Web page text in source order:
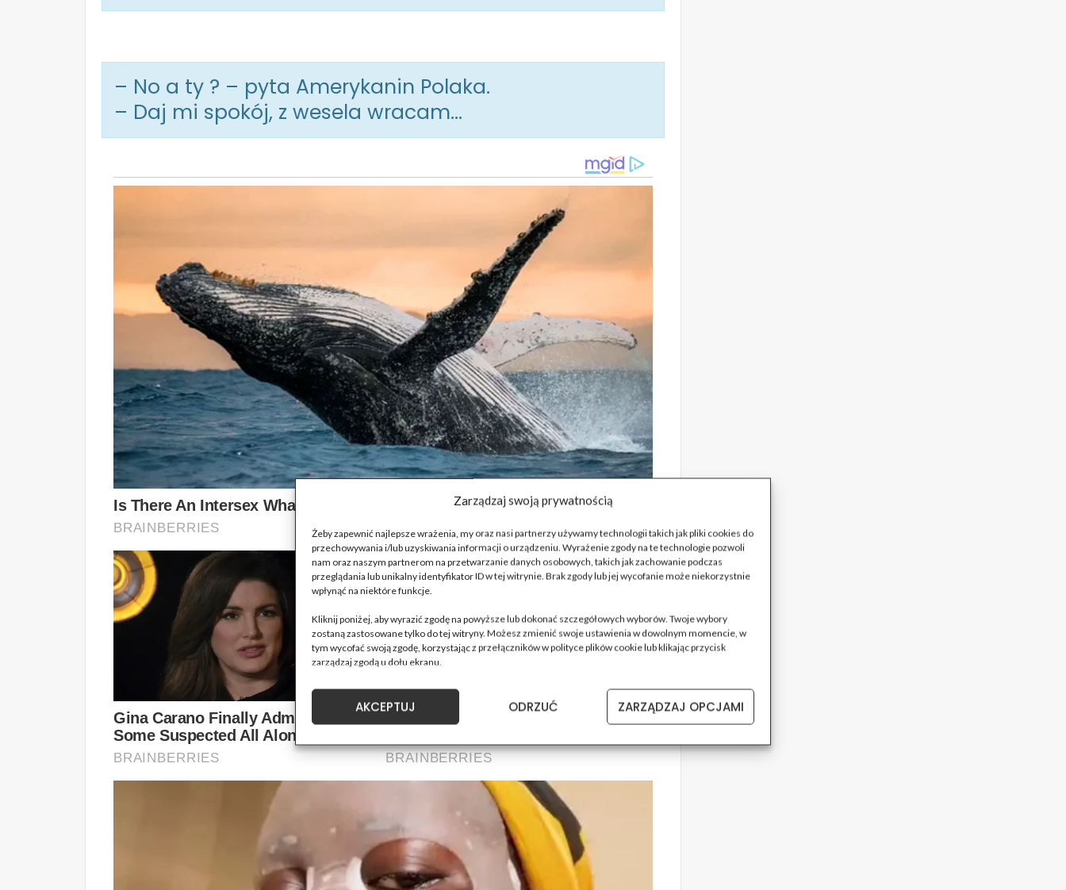
Zarządzaj swoją prywatnością
Żeby zapewnić najlepsze wrażenia, my oraz nasi partnerzy używamy technologii takich jak pliki cookies do
przechowywania i/lub uzyskiwania informacji o urządzeniu. Wyrażenie zgody na te technologie pozwoli
nam oraz naszym partnerom na przetwarzanie danych osobowych, takich jak zachowanie podczas
przeglądania lub unikalny identyfikator ID w tej witrynie. Brak zgody lub jej wycofanie może niekorzystnie
wpłynąć na niektóre funkcje.
Kliknij poniżej, aby wyrazić zgodę na powyższe lub dokonać szczegółowych wyborów. Twoje wybory
zostaną zastosowane tylko do tej witryny. Możesz zmienić swoje ustawienia w dowolnym momencie, w
tym wycofać swoją zgodę, korzystając z przełączników w polityce plików cookie lub klikając przycisk
zarządzaj zgodą u dołu ekranu.
AKCEPTUJ ODRZUĆ ZARZĄDZAJ OPCJAMI
– No a ty ? – pyta Amerykanin Polaka.
– Daj mi spokój, z wesela wracam…